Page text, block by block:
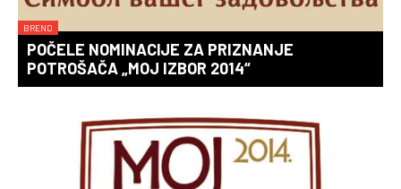
BREND
POČELE NOMINACIJE ZA PRIZNANJE
POTROŠAČA „MOJ IZBOR 2014“